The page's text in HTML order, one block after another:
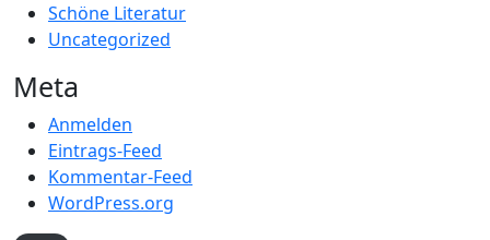
Schöne Literatur
Uncategorized
Meta
Anmelden
Eintrags-Feed
Kommentar-Feed
WordPress.org